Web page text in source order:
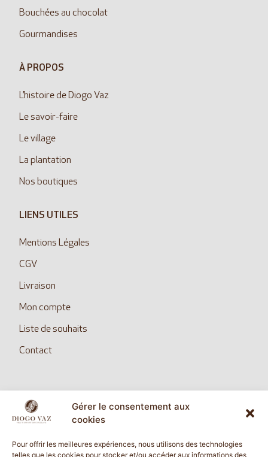
Gérer le consentement aux
cookies
Pour offrir les meilleures expériences, nous utilisons des technologies
telles que les cookies pour stocker et/ou accéder aux informations des
Bouchées au chocolat
Gourmandises
À PROPOS
L’histoire de Diogo Vaz
Le savoir-faire
Le village
La plantation
Nos boutiques
LIENS UTILES
Mentions Légales
CGV
Livraison
Mon compte
Liste de souhaits
Contact
SUIVEZ NOUS